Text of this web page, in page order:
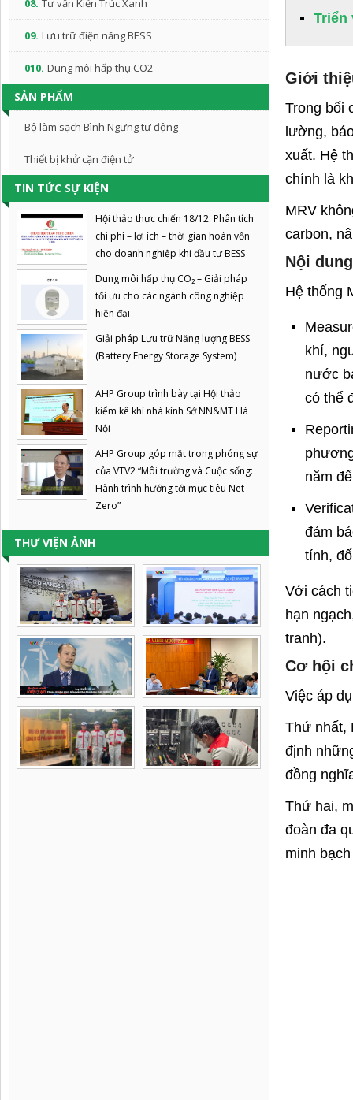
08. Tư vấn Kiến Trúc Xanh
09. Lưu trữ điện năng BESS
010. Dung môi hấp thụ CO2
SẢN PHẨM
Bộ làm sạch Bình Ngưng tự động
Thiết bị khử cặn điện tử
TIN TỨC SỰ KIỆN
Hội thảo thực chiến 18/12: Phân tích
chi phí – lợi ích – thời gian hoàn vốn
cho doanh nghiệp khi đầu tư BESS
Dung môi hấp thụ CO₂ – Giải pháp
tối ưu cho các ngành công nghiệp
hiện đại
Giải pháp Lưu trữ Năng lượng BESS
(Battery Energy Storage System)
AHP Group trình bày tại Hội thảo
kiểm kê khí nhà kính Sở NN&MT Hà
Nội
AHP Group góp mặt trong phóng sự
của VTV2 “Môi trường và Cuộc sống:
Hành trình hướng tới mục tiêu Net
Zero”
THƯ VIỆN ẢNH
Triển
Giới
Trong bối
lường,
xuất. Hệ
chính là
MRV
carbon,
Nội
Hệ thống
khí,
nước
có thể
năm
đảm
tính,
Với cách
hạn
tranh).
Cơ hội
Việc áp
Thứ nhất,
định
đồng
Thứ hai,
đoàn đa
minh
thải
Cuối